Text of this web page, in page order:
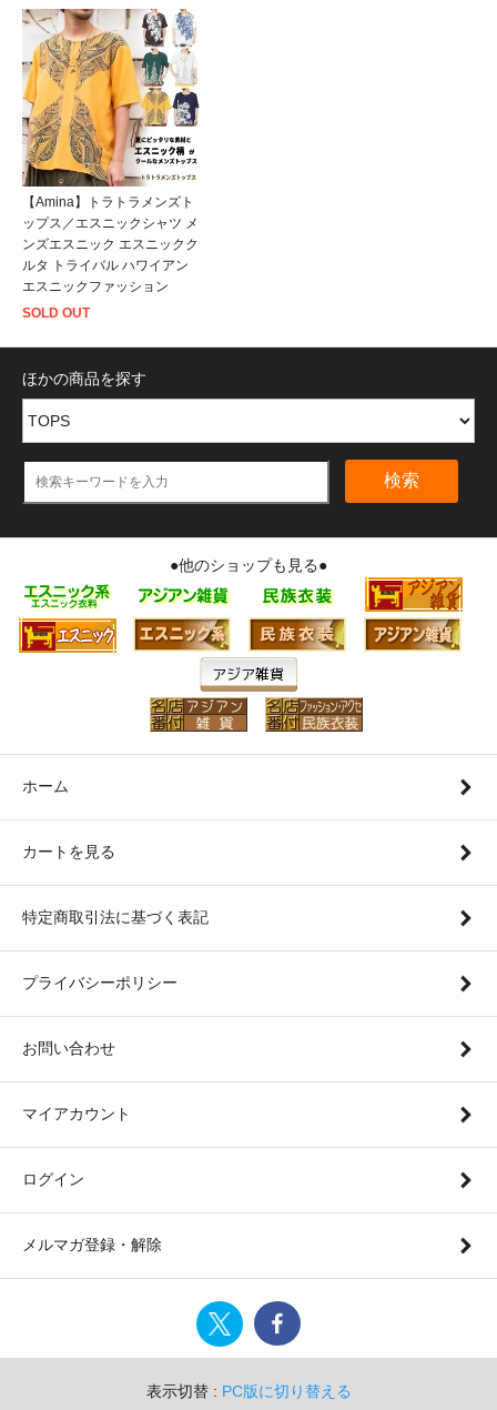
【Amina】トラトラメンズト
ップス／エスニックシャツ メ
ンズエスニック エスニックク
ルタ トライバル ハワイアン
エスニックファッション
SOLD OUT
ほかの商品を探す
検索
●他のショップも見る●
ホーム
カートを見る
特定商取引法に基づく表記
プライバシーポリシー
お問い合わせ
マイアカウント
ログイン
メルマガ登録・解除
表示切替 : PC版に切り替える